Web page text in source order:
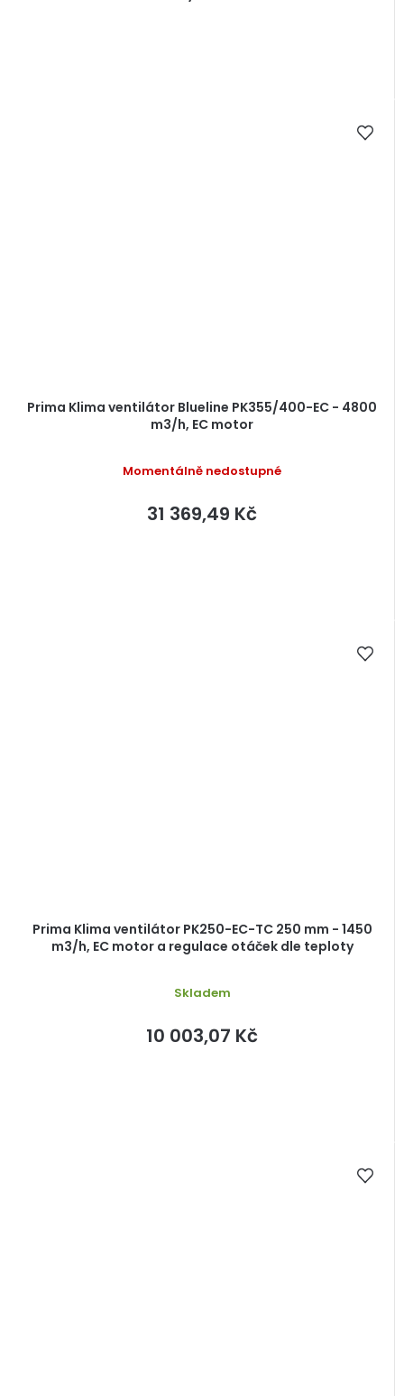
Prima Klima ventilátor Blueline PK355/400-EC - 4800
m3/h, EC motor
Momentálně nedostupné
31 369,49 Kč
Prima Klima ventilátor PK250-EC-TC 250 mm - 1450
m3/h, EC motor a regulace otáček dle teploty
Skladem
10 003,07 Kč